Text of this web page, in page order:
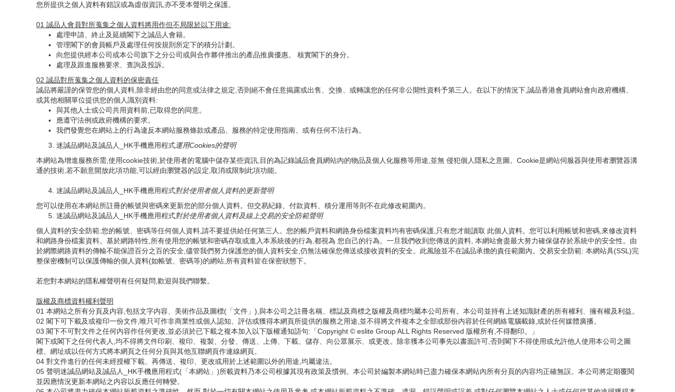
您所提供之個人資料有錯誤或為虛假資訊,亦不受本聲明之保護。
01 誠品人會員對所蒐集之個人資料將用作但不局限於以下用途:
處理申請、終止及延續閣下之誠品人會籍。
管理閣下的會員帳戶及處理任何按規則所定下的積分計劃。
向您提供經本公司或本公司旗下之分公司或與合作夥伴推出的產品推廣優惠。 核實閣下的身分。
處理及跟進服務要求、查詢及投訴。
02 誠品對所蒐集之個人資料的保密責任
誠品將嚴謹的保管您的個人資料,除非經由您的同意或法律之規定,否則絕不會任意揭露或出售、交換、或轉讓您的任何非公開性資料予第三人。在以下的情況下,誠品香港會員網站會向政府機構、
或其他相關單位提供您的個人識別資料:
與其他人士或公司共用資料前,已取得您的同意。
應遵守法例或政府機構的要求。
我們發覺您在網站上的行為違反本網站服務條款或產品、服務的特定使用指南、或有任何不法行為。
迷誠品網站及誠品人_HK手機應用程式運用Cookies的聲明
本網站為增進服務所需,使用cookie技術,於使用者的電腦中儲存某些資訊,目的為記錄誠品會員網站內的物品及個人化服務等用途,並無 侵犯個人隱私之意圖。Cookie是網站伺服器與使用者瀏覽器溝
通的技術,若不願意開放此項功能,可以經由瀏覽器的設定,取消或限制此項功能。
迷誠品網站及誠品人_HK手機應用程式對於使用者個人資料的更新聲明
您可以使用在本網站所註冊的帳號與密碼來更新您的部分個人資料。但交易紀錄、付款資料、積分運用等則不在此修改範圍內。
迷誠品網站及誠品人_HK手機應用程式對於使用者個人資料及線上交易的安全防範聲明
個人資料的安全防範:您的帳號、密碼等任何個人資料,請不要提供給任何第三人。您的帳戶資料和網路身份檔案資料均有密碼保護,只有您才能讀取 此個人資料。您可以利用帳號和密碼,來修改資料
和網路身份檔案資料。基於網路特性,所有使用您的帳號和密碼存取或進入本系統後的行為,都視為 您自己的行為。一旦我們收到您傳送的資料, 本網站會盡最大努力確保儲存於系統中的安全性。由
於網際網路資料的傳輸不能保證百分之百的安全,儘管我們努力保護您的個人資料安全,仍無法確保您傳送或接收資料的安全。此風險並不在誠品承擔的責任範圍內。交易安全防範: 本網站具(SSL)完
整保密機制可以保護傳輸的個人資料(如帳號、密碼等)的網站,所有資料皆在保密狀態下。
若您對本網站的隱私權聲明有任何疑問,歡迎與我們聯繫。
版權及商標資料權利聲明
01 本網站之所有分頁及内容,包括文字内容、美術作品及圖標(「文件」),與本公司之註冊名稱、標誌及商標之版權及商標均屬本公司所有。本公司並持有上述知識財產的所有權利、擁有權及利益。
02 閣下可下載及或複印一份文件,唯只可作非商業性或個人認知、評估或獲得本網頁所提供的服務之用途,並不得將文件複本之全部或部份内容於任何網絡電腦載錄,或於任何媒體廣播。
03 閣下不可對文件之任何内容作任何更改,並必須於已下載之複本加入以下版權通知語句:「Copyright © eslite Group ALL Rights Reserved 版權所有,不得翻印。」
閣下或閣下之任何代表人,均不得將文件印刷、複印、複製、分發、傳送、上傳、下載、儲存、向公眾展示、或更改。除非獲本公司事先以書面許可,否則閣下不得使用或允許他人使用本公司之圖
標、網址或以任何方式將本網頁之任何分頁與其他互聯網頁作連線網頁。
04 對文件進行的任何未經授權下載、再傳送、複印、更改或用於上述範圍以外的用途,均屬違法。
05 聲明迷誠品網站及誠品人_HK手機應用程式(「本網站」)所載資料乃本公司根據其現有政策及慣例。本公司於編製本網站時已盡力確保本網站內所有分頁的内容均正確無誤。本公司將定期覆閱
並因應情況更新本網站之内容以反應任何轉變。